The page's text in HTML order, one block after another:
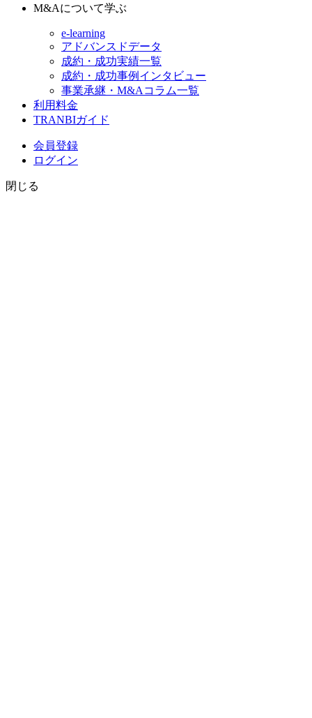
M&Aについて学ぶ
e-learning
アドバンスドデータ
成約・成功実績一覧
成約・成功事例インタビュー
事業承継・M&Aコラム一覧
利用料金
TRANBIガイド
会員登録
ログイン
閉じる